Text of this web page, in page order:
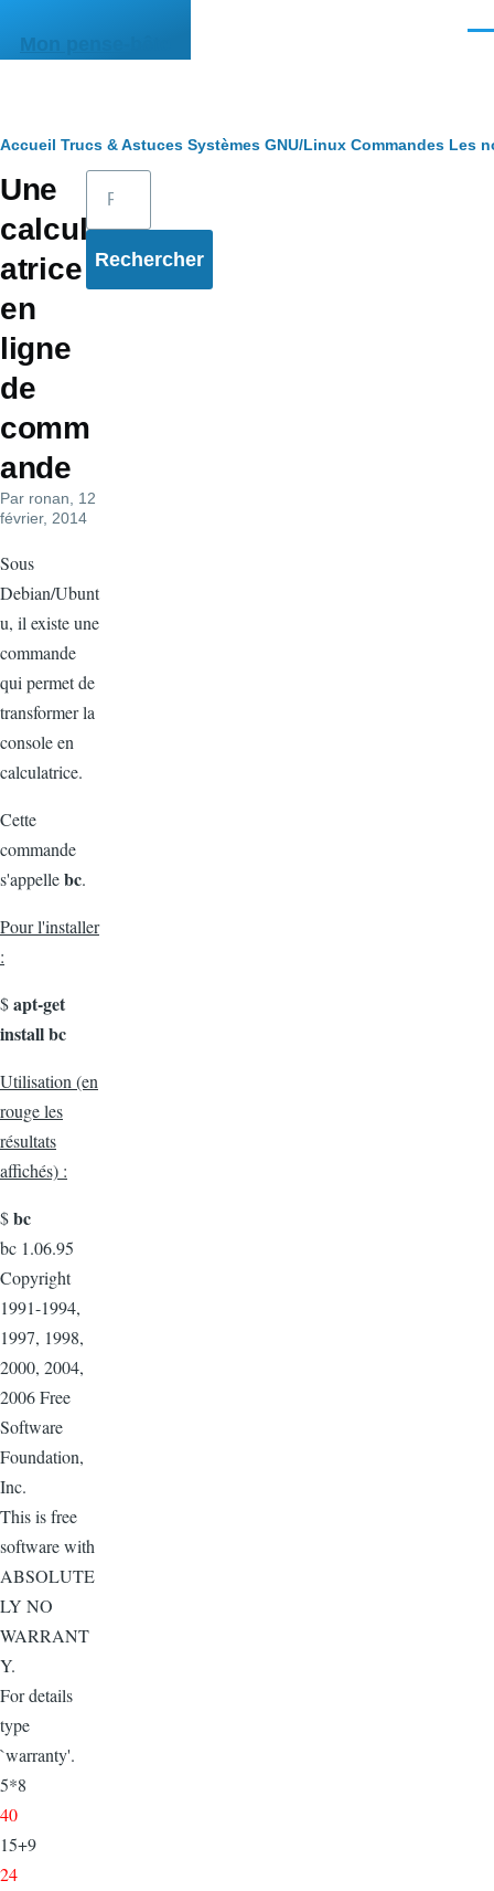
Mon pense-bête
Fil
d'Ariane
Accueil Trucs & Astuces Systèmes GNU/Linux Commandes Les
Une
calcul
atrice
en
ligne
de
comm
ande
Par ronan , 12
février, 2014
Sous
Debian/Ubunt
u, il existe une
commande
qui permet de
transformer la
console en
calculatrice.
Cette
commande
s'appellebc.
Pour l'installer
:
$apt-get
install bc
Utilisation (en
rouge les
résultats
affichés) :
$bc
bc 1.06.95
Copyright
1991-1994,
1997, 1998,
2000, 2004,
2006 Free
Software
Foundation,
Inc.
This is free
software with
ABSOLUTE
LY NO
WARRANT
Y.
For details
type
`warranty'.
5*8
40
15+9
24